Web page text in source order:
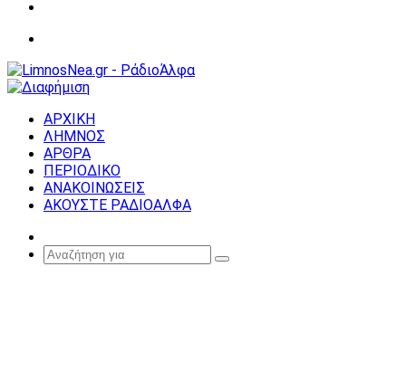
ΑΡΧΙΚΗ
ΛΗΜΝΟΣ
ΑΡΘΡΑ
ΠΕΡΙΟΔΙΚΟ
ΑΝΑΚΟΙΝΩΣΕΙΣ
ΑΚΟΥΣΤΕ ΡΑΔΙΟΑΛΦΑ
Article
Αναζήτηση